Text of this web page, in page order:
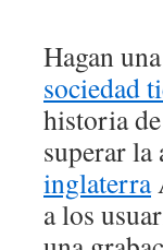
Hagan
sociedad
historia
superar la
inglaterra
a los